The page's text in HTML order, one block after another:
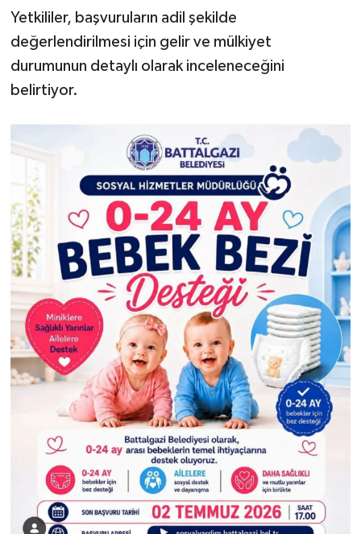
Yetkililer, başvuruların adil şekilde
değerlendirilmesi için gelir ve mülkiyet
durumunun detaylı olarak inceleneceğini
belirtiyor.